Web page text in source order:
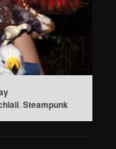
, Steampunk